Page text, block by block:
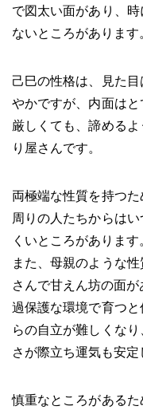
で図太い面があり、
ないところがあります
己巳の性格は、見た
やかですが、内面は
厳しくても、諦める
り屋さんです。
両極端な性質を持つた
周りの人たちからは
くいところがあります
また、母親のような
さんで甘えん坊の面が
過保護な環境で育つ
らの自立が難しくな
さが際立ち運気も安定
慎重なところがある